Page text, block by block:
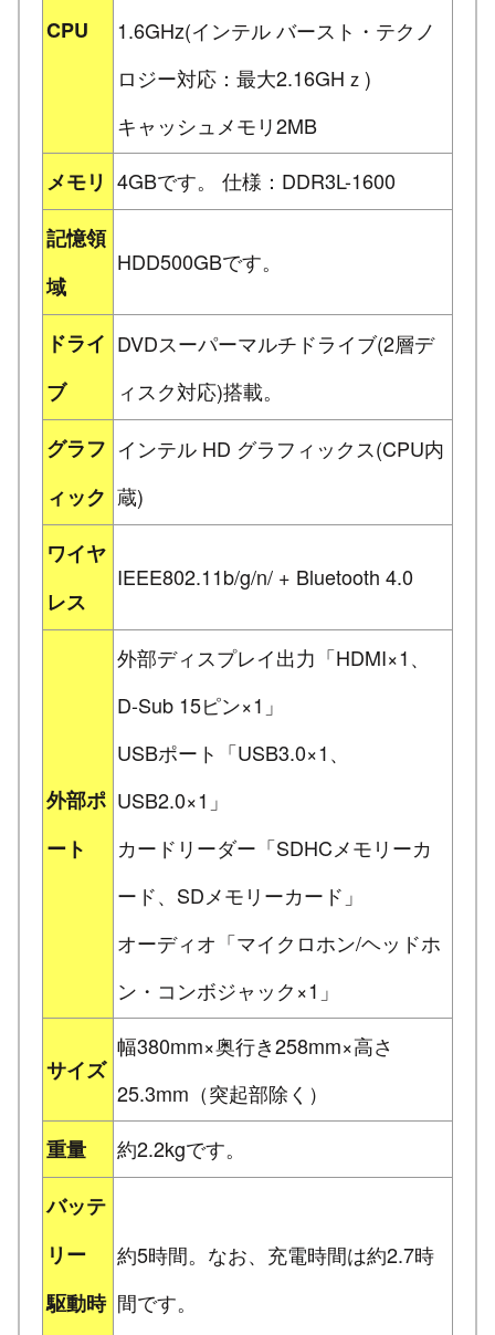
CPU
1.6GHz(インテル バースト・テクノ
ロジー対応：最大2.16GHｚ)
キャッシュメモリ2MB
メモリ 4GBです。 仕様：DDR3L-1600
記憶領
域
HDD500GBです。
ドライ
ブ
DVDスーパーマルチドライブ(2層デ
ィスク対応)搭載。
グラフ
ィック
インテル HD グラフィックス(CPU内
蔵)
ワイヤ
レス
IEEE802.11b/g/n/ + Bluetooth 4.0
外部ポ
ート
外部ディスプレイ出力「HDMI×1、
D-Sub 15ピン×1」
USBポート「USB3.0×1、
USB2.0×1」
カードリーダー「SDHCメモリーカ
ード、SDメモリーカード」
オーディオ「マイクロホン/ヘッドホ
ン・コンボジャック×1」
サイズ
幅380mm×奥行き258mm×高さ
25.3mm（突起部除く）
重量
約2.2kgです。
バッテ
リー
駆動時
約5時間。なお、充電時間は約2.7時
間です。